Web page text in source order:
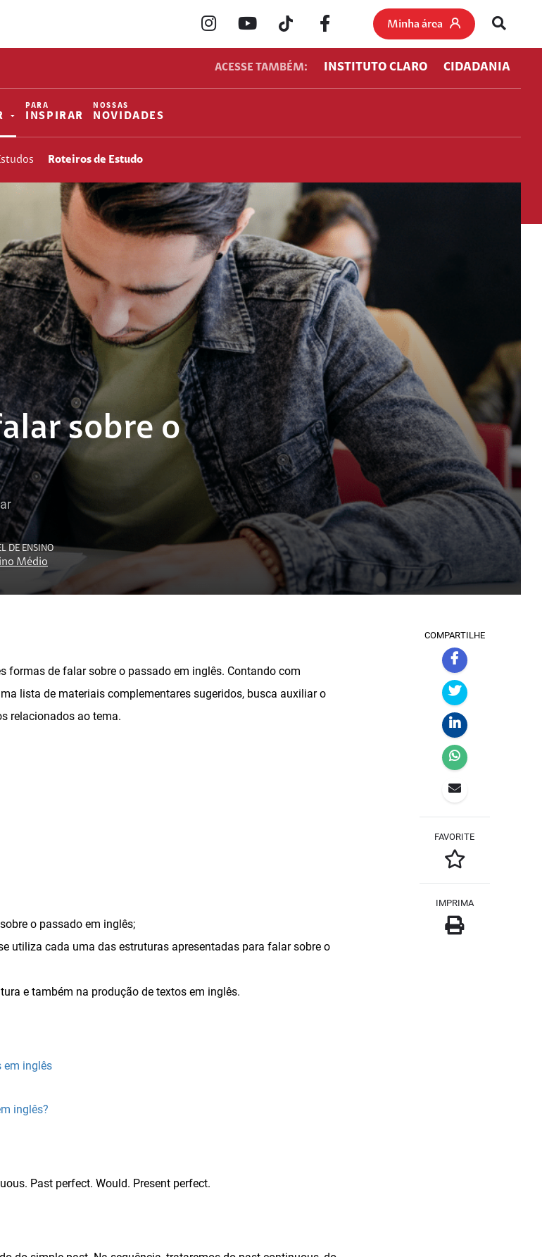
Minha área
ACESSE TAMBÉM: INSTITUTO CLARO CIDADANIA
PARA
INSPIRAR
NOSSAS
NOVIDADES
Roteiros de Estudo
sobre o
DE ENSINO
Médio
formas de falar sobre o passado em inglês. Contando com
lista de materiais complementares sugeridos, busca auxiliar o
relacionados ao tema.
o passado em inglês;
utiliza cada uma das estruturas apresentadas para falar sobre o
e também na produção de textos em inglês.
em inglês
inglês?
Past perfect. Would. Present perfect.
COMPARTILHE
FAVORITE
IMPRIMA